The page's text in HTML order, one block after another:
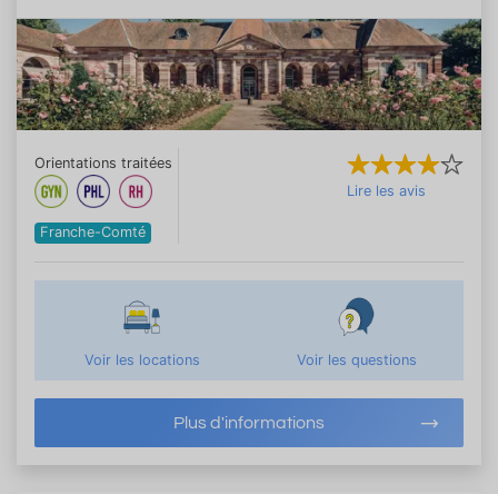
Orientations traitées
Franche-Comté
Lire les avis
Voir les locations Voir les questions
Plus d'informations